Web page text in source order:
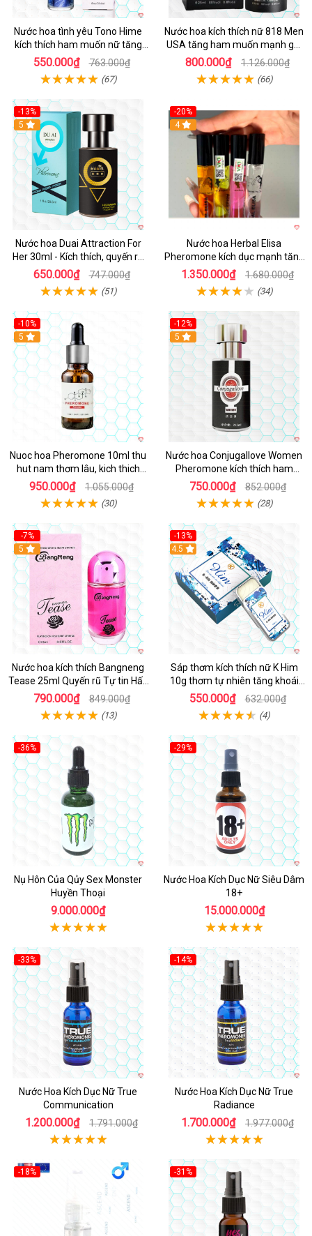
Nước hoa tình yêu Tono Hime
kích thích ham muốn nữ tăng
hấp dẫn
550.000₫ 763.000₫
(67)
Nước hoa kích thích nữ 818 Men
USA tăng ham muốn mạnh gợi
cảm
800.000₫ 1.126.000₫
(66)
-13%
Hot
5
Nước hoa Duai Attraction For
Her 30ml - Kích thích, quyến rũ
bạn gái
650.000₫ 747.000₫
(51)
-20%
4
Nước hoa Herbal Elisa
Pheromone kích dục mạnh tăng
ham muốn
1.350.000₫ 1.680.000₫
(34)
-10%
5
Nuoc hoa Pheromone 10ml thu
hut nam thơm lâu, kich thich
mạnh
950.000₫ 1.055.000₫
(30)
-12%
5
Nước hoa Conjugallove Women
Pheromone kích thích ham
muốn tình dục
750.000₫ 852.000₫
(28)
-7%
5
Nước hoa kích thích Bangneng
Tease 25ml Quyến rũ Tự tin Hấp
dẫn
790.000₫ 849.000₫
(13)
-13%
Hot
4.5
Sáp thơm kích thích nữ K Him
10g thơm tự nhiên tăng khoái
cảm
550.000₫ 632.000₫
(4)
-36%
Nụ Hôn Của Qủy Sex Monster
Huyền Thoại
9.000.000₫
-29%
Nước Hoa Kích Dục Nữ Siêu Dâm
18+
15.000.000₫
-33%
Nước Hoa Kích Dục Nữ True
Communication
1.200.000₫ 1.791.000₫
-14%
Nước Hoa Kích Dục Nữ True
Radiance
1.700.000₫ 1.977.000₫
-18% -31%